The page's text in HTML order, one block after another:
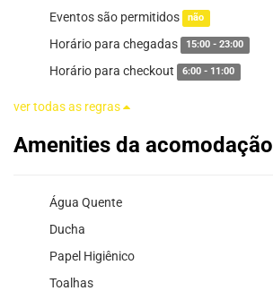
Eventos são permitidos não
Horário para chegadas 15:00 - 23:00
Horário para checkout 6:00 - 11:00
ver todas as regras
Amenities da acomodação
Água Quente
Ducha
Papel Higiênico
Toalhas